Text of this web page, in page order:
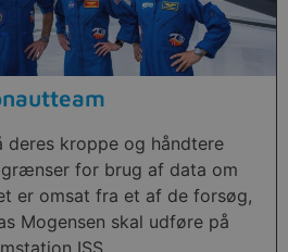
deres kroppe og håndtere
for brug af data om
er omsat fra et af de forsøg,
Mogensen skal udføre på
ISS.